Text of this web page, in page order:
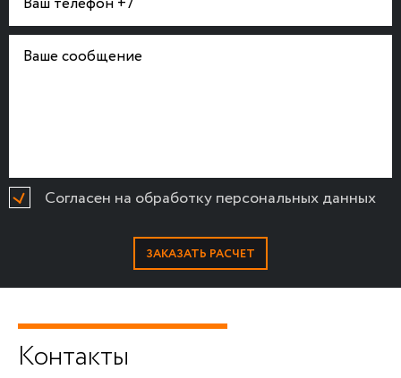
Согласен на обработку персональных данных
Контакты